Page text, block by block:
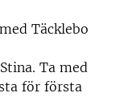
Täcklebo
Ta med
för första